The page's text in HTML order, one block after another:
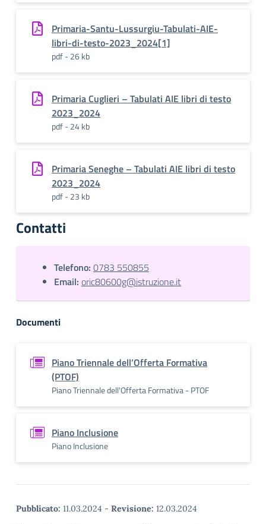
Primaria-Santu-Lussurgiu-Tabulati-AIE-
libri-di-testo-2023_2024[1]
pdf - 26 kb
Primaria Cuglieri – Tabulati AIE libri di testo
2023_2024
pdf - 24 kb
Primaria Seneghe – Tabulati AIE libri di testo
2023_2024
pdf - 23 kb
Contatti
Telefono: 0783 550855
Email: oric80600g@istruzione.it
Documenti
Piano Triennale dell’Offerta Formativa
(PTOF)
Piano Triennale dell'Offerta Formativa - PTOF
Piano Inclusione
Piano Inclusione
Pubblicato: 11.03.2024 - Revisione: 12.03.2024